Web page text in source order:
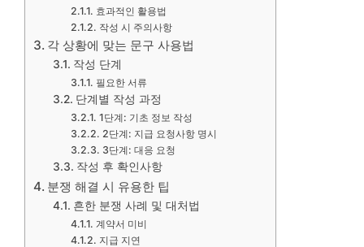
효과적인 활용법
작성 시 주의사항
각 상황에 맞는 문구 사용법
작성 단계
필요한 서류
단계별 작성 과정
1단계: 기초 정보 작성
2단계: 지급 요청사항 명시
3단계: 대응 요청
작성 후 확인사항
분쟁 해결 시 유용한 팁
흔한 분쟁 사례 및 대처법
계약서 미비
지급 지연